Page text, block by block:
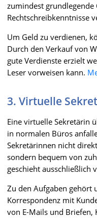
zumindest
Rechtschreibkenntnisse
Um Geld zu verdienen,
Durch den Verkauf von
gute Verdienste erzielt
Leser vorweisen kann.
3. Virtuelle
Eine virtuelle Sekretärin
in normalen Büros
Sekretärinnen nicht
sondern bequem von
geschieht ausschließlich
Zu den Aufgaben gehört
Korrespondenz mit
von E-Mails und Briefen,